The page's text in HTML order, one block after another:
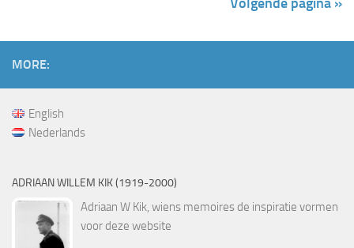
MORE:
English
Nederlands
ADRIAAN WILLEM KIK (1919-2000)
Adriaan W Kik, wiens memoires de inspiratie vormen
voor deze website